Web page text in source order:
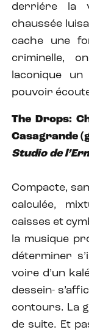
derriére la
chaussée
cache une
criminelle,
laconique
pouvoir
The Drops:
Casagrande
Studio de
Compacte,
calculée,
caisses et
la musique
déterminer
voire d’un
dessein-
contours. La
de suite. Et